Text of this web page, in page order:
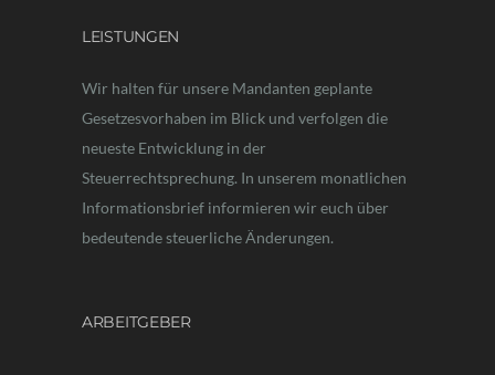
LEISTUNGEN
Wir halten für unsere Mandanten geplante
Gesetzesvorhaben im Blick und verfolgen die
neueste Entwicklung in der
Steuerrechtsprechung. In unserem monatlichen
Informationsbrief informieren wir euch über
bedeutende steuerliche Änderungen.
ARBEITGEBER